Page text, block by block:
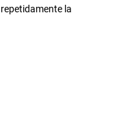
repetidamente la